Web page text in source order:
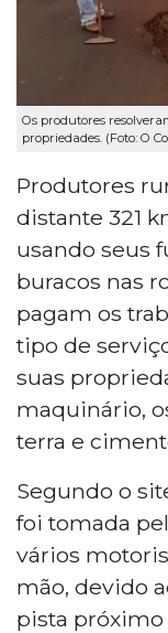
Os produtores
propriedades. (Foto: O
Produtores
distante 321
usando seus
buracos nas
pagam os
tipo de
suas
maquinário,
terra e
Segundo o
foi tomada
vários
mão, devido
pista próximo